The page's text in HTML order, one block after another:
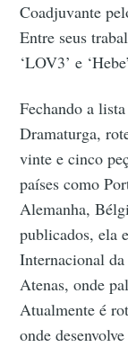
Coadjuvante
Entre seus
‘LOV3’ e
Fechando a
Dramaturga,
vinte e cinco
países como
Alemanha,
publicados, ela
Internacional
Atenas, onde
Atualmente é
onde